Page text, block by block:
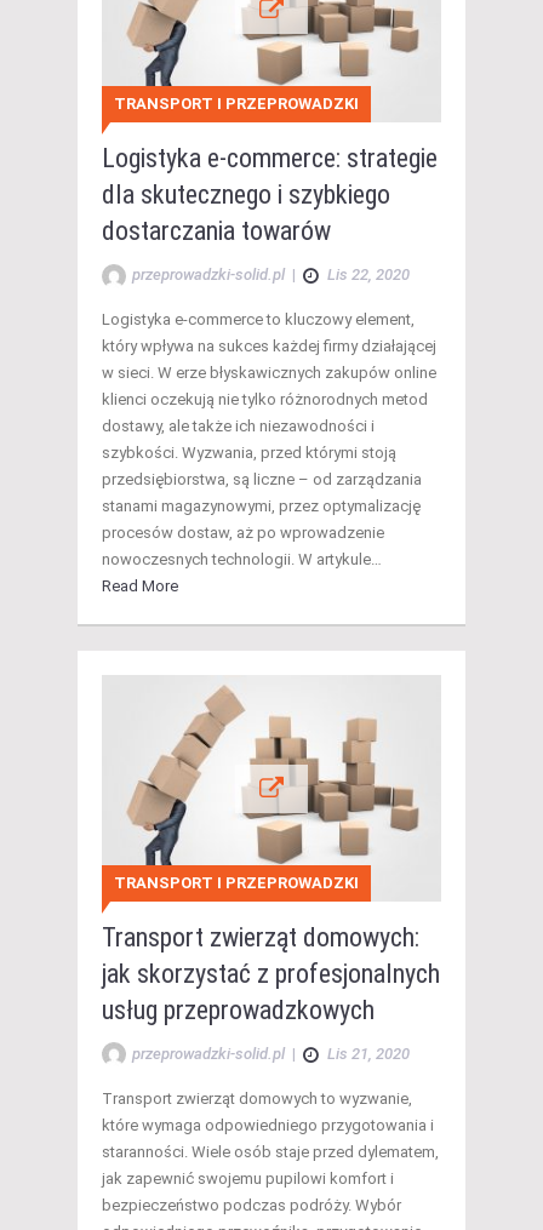
TRANSPORT I PRZEPROWADZKI
Logistyka e-commerce: strategie
dla skutecznego i szybkiego
dostarczania towarów
przeprowadzki-solid.pl | Lis 22, 2020
Logistyka e-commerce to kluczowy element,
który wpływa na sukces każdej firmy działającej
w sieci. W erze błyskawicznych zakupów online
klienci oczekują nie tylko różnorodnych metod
dostawy, ale także ich niezawodności i
szybkości. Wyzwania, przed którymi stoją
przedsiębiorstwa, są liczne – od zarządzania
stanami magazynowymi, przez optymalizację
procesów dostaw, aż po wprowadzenie
nowoczesnych technologii. W artykule…
Read More
TRANSPORT I PRZEPROWADZKI
Transport zwierząt domowych:
jak skorzystać z profesjonalnych
usług przeprowadzkowych
przeprowadzki-solid.pl | Lis 21, 2020
Transport zwierząt domowych to wyzwanie,
które wymaga odpowiedniego przygotowania i
staranności. Wiele osób staje przed dylematem,
jak zapewnić swojemu pupilowi komfort i
bezpieczeństwo podczas podróży. Wybór